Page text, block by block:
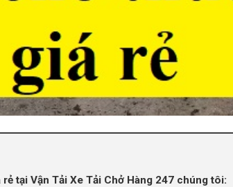
tại Vận Tải Xe Tải Chở Hàng 247 chúng tôi: